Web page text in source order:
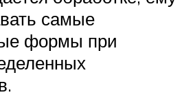
самые
формы при